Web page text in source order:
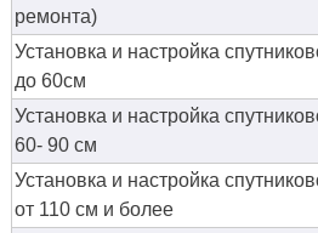
ремонта)
Установка и настройка
до 60см
Установка и настройка
60- 90 см
Установка и настройка
от 110 см и более